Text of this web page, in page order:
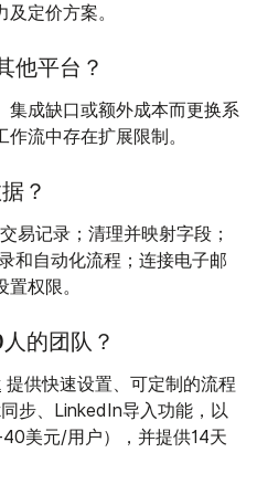
定价方案。
他平台？
集成缺口或额外成本而更换系
流中存在扩展限制。
？
易记录；清理并映射字段；
和自动化流程；连接电子邮
权限。
的团队？
提供快速设置、可定制的流程
步、LinkedIn导入功能，以
美元/用户），并提供14天